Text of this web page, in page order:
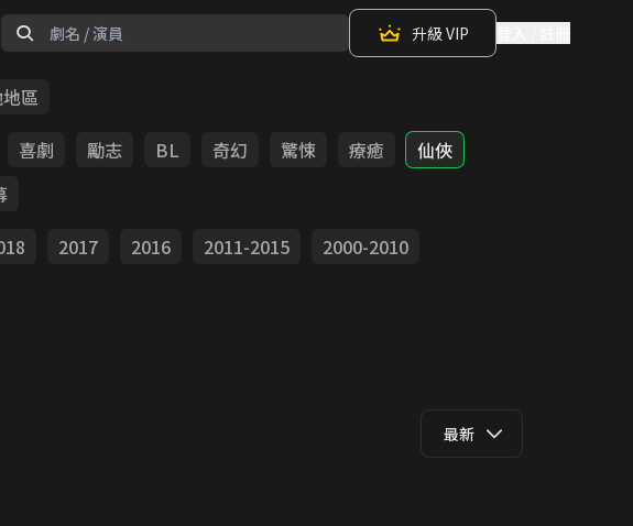
升級 VIP
區
喜劇 勵志 BL 奇幻 驚悚 療癒
仙俠
2017 2016 2011-2015
2000-2010
最新